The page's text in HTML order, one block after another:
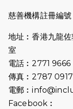
2026-07-09
2026-07-02
2026-06-25
慈善機構註冊編
地址︰香港九龍
室
電話︰2771 9666
傳真︰2787 0917
電郵︰
Facebook︰